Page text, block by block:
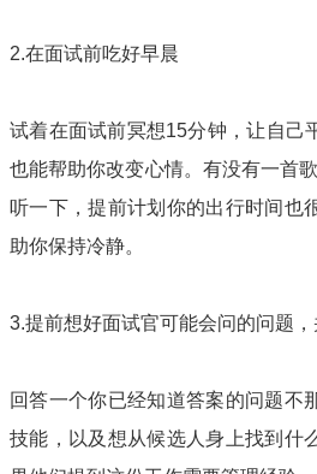
2.在面试前吃好早晨
试着在面试前冥想15分钟，让自己
也能帮助你改变心情。有没有一首
听一下，提前计划你的出行时间也
助你保持冷静。
3.提前想好面试官可能会问的问题
回答一个你已经知道答案的问题不
技能，以及想从候选人身上找到什